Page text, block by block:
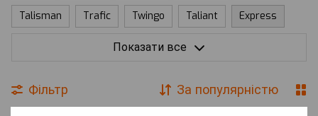
Talisman Trafic Twingo Taliant Express
Vel Satis Truck
Показати все
Фільтр За популярністю